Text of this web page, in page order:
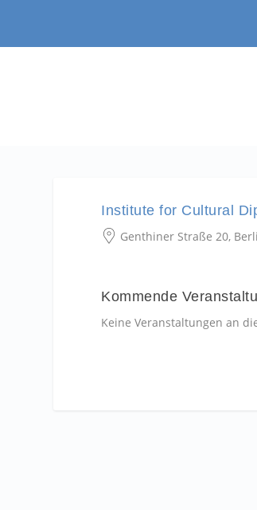
Institute for Cultural
Genthiner Straße 20,
Kommende
Keine Veranstaltungen an